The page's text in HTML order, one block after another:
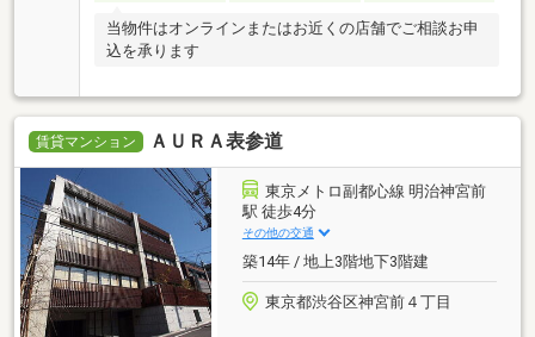
当物件はオンラインまたはお近くの店舗でご相談お申
込を承ります
賃貸マンション ＡＵＲＡ表参道
東京メトロ副都心線 明治神宮前
駅 徒歩4分
その他の交通
築14年 / 地上3階地下3階建
東京都渋谷区神宮前４丁目